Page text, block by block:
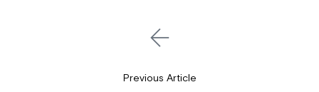
Previous Article